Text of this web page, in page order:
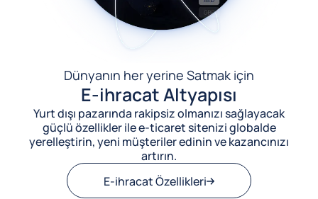
Dünyanın her yerine Satmak için
E-ihracat Altyapısı
Yurt dışı pazarında rakipsiz olmanızı sağlayacak
güçlü özellikler ile e-ticaret sitenizi globalde
yerelleştirin, yeni müşteriler edinin ve kazancınızı
artırın.
E-ihracat Özellikleri